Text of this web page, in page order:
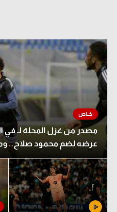
مصدر من غزل المحلة لـ في
عرضه لضم محمود صلاح..